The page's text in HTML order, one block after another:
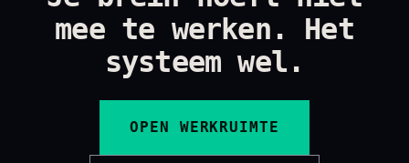
mee te werken. Het
systeem wel.
OPEN WERKRUIMTE